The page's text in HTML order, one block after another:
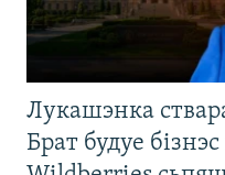
Лукашэнка
Брат будуе